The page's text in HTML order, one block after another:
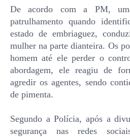
De acordo com a PM,
patrulhamento quando
estado de embriaguez,
mulher na parte dianteira. Os
homem até ele perder o
abordagem, ele reagiu de
agredir os agentes, sendo
de pimenta.
Segundo a Polícia, após a
segurança nas redes